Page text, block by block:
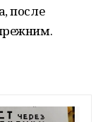
после